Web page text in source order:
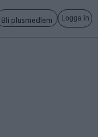
Bli plusmedlem Logga in